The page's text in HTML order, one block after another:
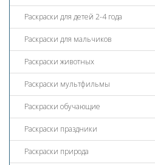
Раскраски для детей 2-4 года
Раскраски для мальчиков
Раскраски животных
Раскраски мультфильмы
Раскраски обучающие
Раскраски праздники
Раскраски природа